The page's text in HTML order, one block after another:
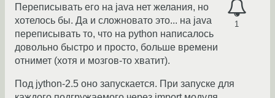
1
Переписывать его на java нет желания, но
хотелось бы. Да и сложновато это... на java
переписывать то, что на python написалось
довольно быстро и просто, больше времени
отнимет (хотя и мозгов-то хватит).
Под jython-2.5 оно запускается. При запуске для